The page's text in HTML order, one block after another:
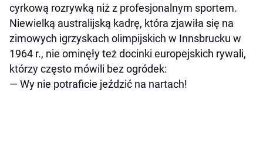
cyrkową rozrywką niż z profesjonalnym sportem.
Niewielką australijską kadrę, która zjawiła się na
zimowych igrzyskach olimpijskich w Innsbrucku w
1964 r., nie ominęły też docinki europejskich rywali,
którzy często mówili bez ogródek:
— Wy nie potraficie jeździć na nartach!